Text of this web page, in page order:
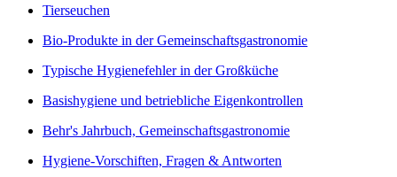
Tierseuchen
Bio-Produkte in der Gemeinschaftsgastronomie
Typische Hygienefehler in der Großküche
Basishygiene und betriebliche Eigenkontrollen
Behr's Jahrbuch, Gemeinschaftsgastronomie
Hygiene-Vorschiften, Fragen & Antworten